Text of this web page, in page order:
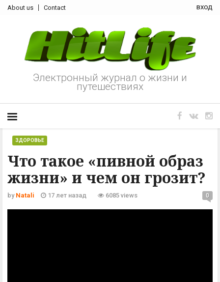
About us Contact вход
Электронный журнал о жизни и
путешествиях
Что такое «пивной образ
жизни» и чем он грозит?
ЗДОРОВЬЕ
by Natali 17 лет назад 6085 views 0